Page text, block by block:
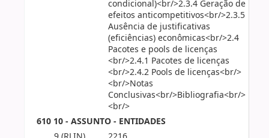
condicional)<br/>2.3.4 Geração de
efeitos anticompetitivos<br/>2.3.5
Ausência de justificativas
(eficiências) econômicas<br/>2.4
Pacotes e pools de licenças
<br/>2.4.1 Pacotes de licenças
<br/>2.4.2 Pools de licenças<br/>
<br/>Notas
Conclusivas<br/>Bibliografia<br/>
<br/>
610 10 - ASSUNTO - ENTIDADES